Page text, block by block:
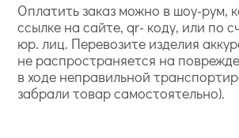
Оплатить заказ можно в шоу-рум,
ссылке на сайте, qr- коду, или по
юр. лиц. Перевозите изделия
не распространяется на
в ходе неправильной
забрали товар самостоятельно).